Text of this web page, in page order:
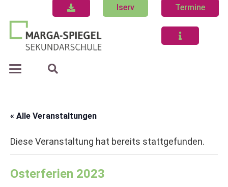
Iserv Termine
« Alle Veranstaltungen
Diese Veranstaltung hat bereits stattgefunden.
Osterferien 2023